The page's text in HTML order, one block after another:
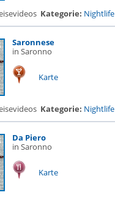
Kategorie: Nightlife
Saronnese
in Saronno
Karte
Kategorie: Nightlife
Da Piero
in Saronno
Karte